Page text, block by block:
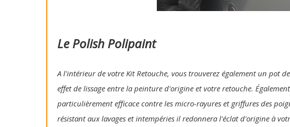
Le Polish Polipaint
A l'intérieur de votre Kit Retouche, vous trouverez également un pot
effet de lissage entre la peinture d'origine et votre retouche.
particulièrement efficace contre les micro-rayures et griffures des
résistant aux lavages et intempéries il redonnera l'éclat d'origine à